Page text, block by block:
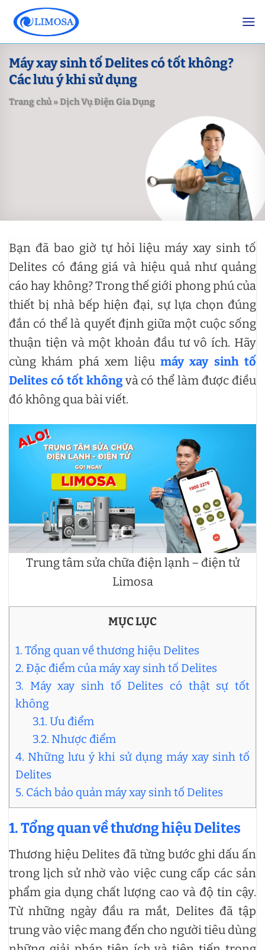
content
Máy xay sinh tố Delites có tốt không?
Các lưu ý khi sử dụng
Trang chủ»Dịch Vụ Điện Gia Dụng
Bạn đã bao giờ tự hỏi liệu máy xay sinh tố
Delites có đáng giá và hiệu quả như quảng
cáo hay không? Trong thế giới phong phú của
thiết bị nhà bếp hiện đại, sự lựa chọn đúng
đắn có thể là quyết định giữa một cuộc sống
thuận tiện và một khoản đầu tư vô ích. Hãy
cùng khám phá xem liệu máy xay sinh tố
Delites có tốt khôngvà có thể làm được điều
đó không qua bài viết.
Trung tâm sửa chữa điện lạnh – điện tử
Limosa
MỤC LỤC
1. Tổng quan về thương hiệu Delites
2. Đặc điểm của máy xay sinh tố Delites
3. Máy xay sinh tố Delites có thật sự tốt
không
3.1. Ưu điểm
3.2. Nhược điểm
4. Những lưu ý khi sử dụng máy xay sinh tố
Delites
5. Cách bảo quản máy xay sinh tố Delites
1. Tổng quan về thương hiệu Delites
Thương hiệu Delites đã từng bước ghi dấu ấn
trong lịch sử nhờ vào việc cung cấp các sản
phẩm gia dụng chất lượng cao và độ tin cậy.
Từ những ngày đầu ra mắt, Delites đã tập
trung vào việc mang đến cho người tiêu dùng